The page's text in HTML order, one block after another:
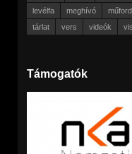
levélfa
meghívó
tárlat
vers videók
Támogatók